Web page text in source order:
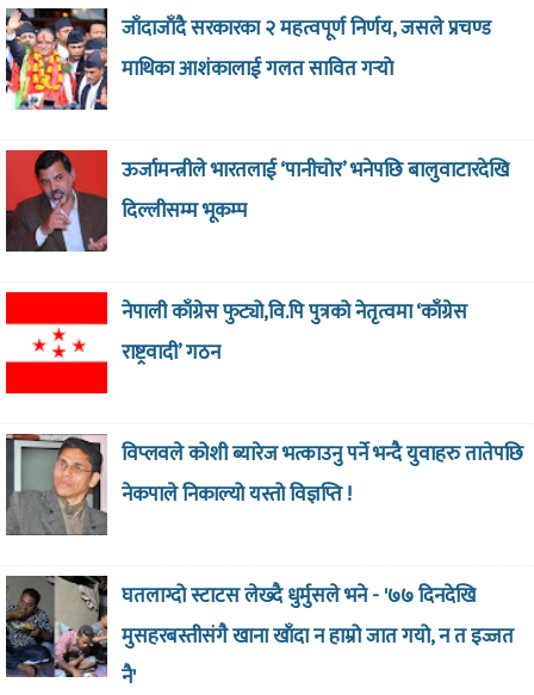
जाँदाजाँदै सरकारका २ महत्वपूर्ण निर्णय, जसले प्रचण्ड
माथिका आशंकालाई गलत सावित गर्‍याे
ऊर्जामन्त्रीले भारतलाई ‘पानीचोर’ भनेपछि बालुवाटारदेखि
दिल्लीसम्म भूकम्प
नेपाली काँग्रेस फुट्यो,वि.पि पुत्रको नेतृत्वमा ‘काँग्रेस
राष्ट्रवादी’ गठन
विप्लवले कोशी ब्यारेज भत्काउनु पर्ने भन्दै युवाहरु तातेपछि
नेकपाले निकाल्यो यस्तो विज्ञप्ति !
घतलाग्दो स्टाटस लेख्दै धुर्मुसले भने - '७७ दिनदेखि
मुसहरबस्तीसंगै खाना खाँदा न हाम्रो जात गयो, न त इज्जत
नै'